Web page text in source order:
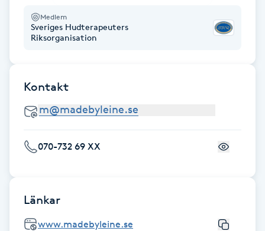
Funktionsanalys
Föning
Gel naglar
Gellack
Medlem
Sveriges Hudterapeuters
Riksorganisation
Kontakt
070-732 69 XX
Länkar
www.madebyleine.se